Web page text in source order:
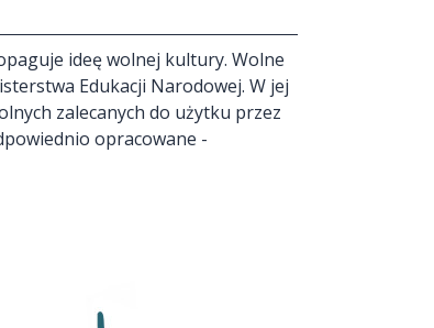
ideę wolnej kultury. Wolne
Edukacji Narodowej. W jej
zalecanych do użytku przez
opracowane -